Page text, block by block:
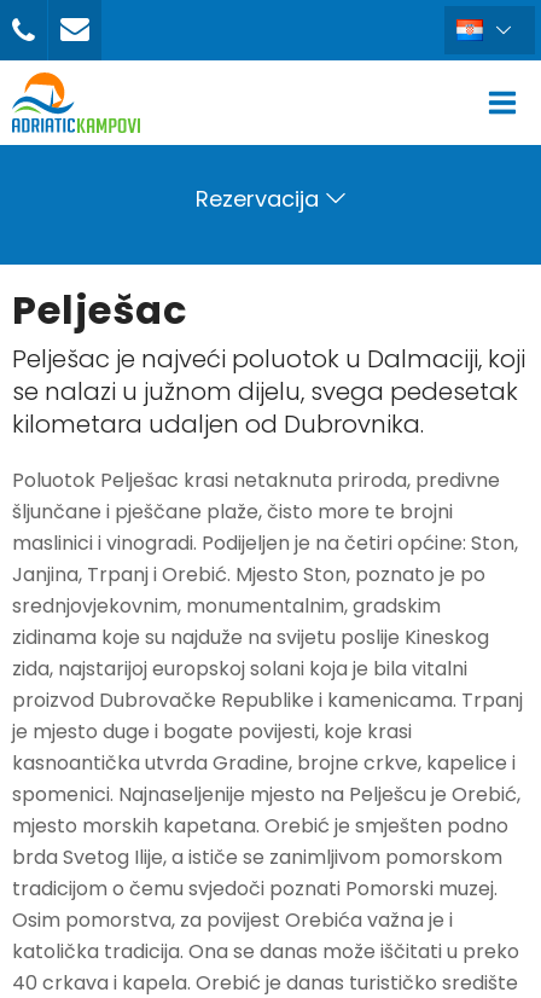
Rezervacija
REZERVIRAJ
POŠALJI UPIT
Pelješac
Pelješac je najveći poluotok u Dalmaciji, koji
se nalazi u južnom dijelu, svega pedesetak
kilometara udaljen od Dubrovnika.
Poluotok Pelješac krasi netaknuta priroda, predivne
šljunčane i pješčane plaže, čisto more te brojni
maslinici i vinogradi. Podijeljen je na četiri općine: Ston,
Janjina, Trpanj i Orebić. Mjesto Ston, poznato je po
srednjovjekovnim, monumentalnim, gradskim
zidinama koje su najduže na svijetu poslije Kineskog
zida, najstarijoj europskoj solani koja je bila vitalni
proizvod Dubrovačke Republike i kamenicama. Trpanj
je mjesto duge i bogate povijesti, koje krasi
kasnoantička utvrda Gradine, brojne crkve, kapelice i
spomenici. Najnaseljenije mjesto na Pelješcu je Orebić,
mjesto morskih kapetana. Orebić je smješten podno
brda Svetog Ilije, a ističe se zanimljivom pomorskom
tradicijom o čemu svjedoči poznati Pomorski muzej.
Osim pomorstva, za povijest Orebića važna je i
katolička tradicija. Ona se danas može iščitati u preko
40 crkava i kapela. Orebić je danas turističko središte